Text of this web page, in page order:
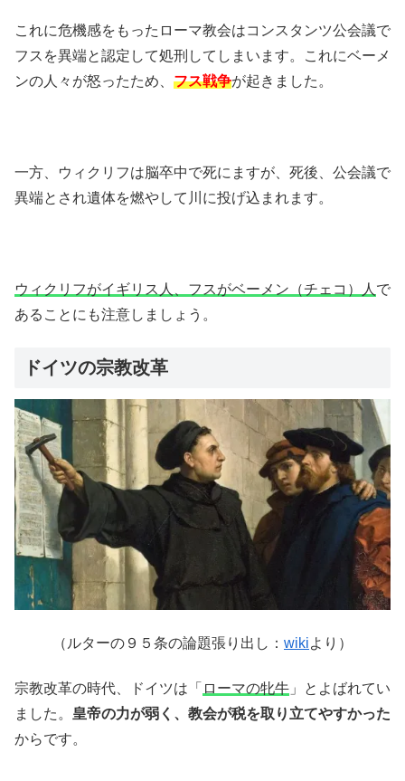
これに危機感をもったローマ教会はコンスタンツ公会議で
フスを異端と認定して処刑してしまいます。これにベーメ
ンの人々が怒ったため、 フス戦争が起きました。
一方、ウィクリフは脳卒中で死にますが、死後、公会議で
異端とされ遺体を燃やして川に投げ込まれます。
ウィクリフがイギリス人、フスがベーメン（チェコ）人 で
あることにも注意しましょう。
ドイツの宗教改革
（ルターの９５条の論題張り出し： wikiより）
宗教改革の時代、ドイツは「 ローマの牝牛 」とよばれてい
ました。 皇帝の力が弱く、教会が税を取り立てやすかった
からです。